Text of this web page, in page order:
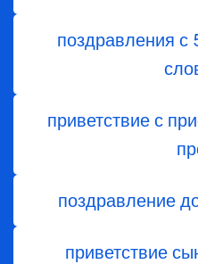
поздравления с
приветствие с
поздравление
приветствие